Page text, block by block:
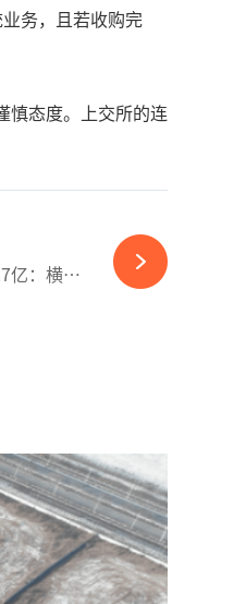
务，且若收购完
慎态度。上交所的连
净利18.27亿：横店东磁如何逆势掘金？-365wm完美体育官网